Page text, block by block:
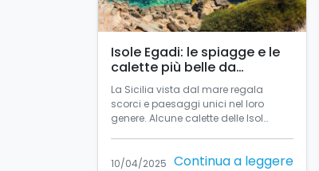
Isole Egadi: le spiagge e le
calette più belle da
raggiungere in barca a vela
La Sicilia vista dal mare regala
scorci e paesaggi unici nel loro
genere. Alcune calette delle Isol…
10/04/2025 Continua a leggere